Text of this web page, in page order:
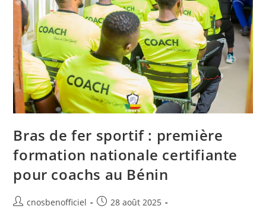
Bras de fer sportif : première
formation nationale certifiante
pour coachs au Bénin
cnosbenofficiel
28 août 2025